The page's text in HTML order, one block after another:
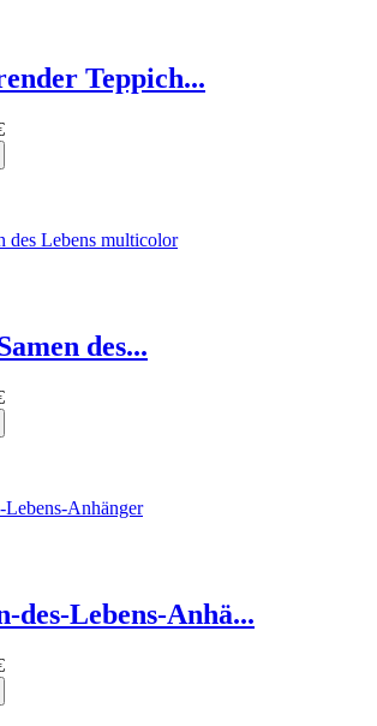
Teppich...
des...
des-Lebens-Anhä...